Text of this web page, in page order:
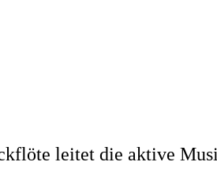
leitet die aktive